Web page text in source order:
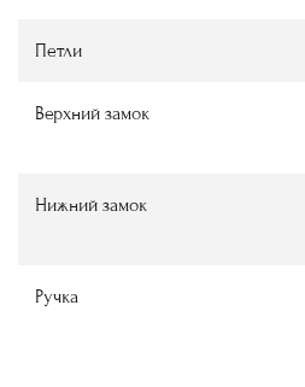
Петли
Верхний замок
Нижний замок
Ручка